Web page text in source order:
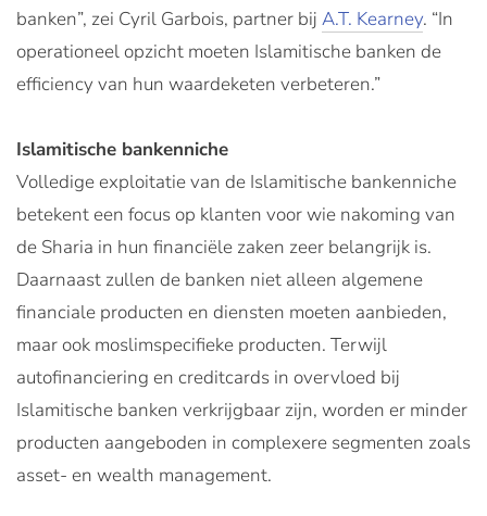
banken”, zei Cyril Garbois, partner bij A.T. Kearney. “In
operationeel opzicht moeten Islamitische banken de
efficiency van hun waardeketen verbeteren.”
Islamitische bankenniche
Volledige exploitatie van de Islamitische bankenniche
betekent een focus op klanten voor wie nakoming van
de Sharia in hun financiële zaken zeer belangrijk is.
Daarnaast zullen de banken niet alleen algemene
financiale producten en diensten moeten aanbieden,
maar ook moslimspecifieke producten. Terwijl
autofinanciering en creditcards in overvloed bij
Islamitische banken verkrijgbaar zijn, worden er minder
producten aangeboden in complexere segmenten zoals
asset- en wealth management.